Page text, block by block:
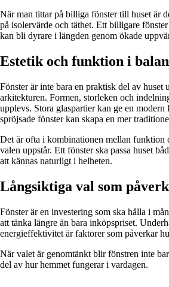
När man tittar på billiga fönster till huset är
på isolervärde och täthet. Ett billigare
kan bli dyrare i längden genom ökade
Estetik och funktion i
Fönster är inte bara en praktisk del av huset
arkitekturen. Formen, storleken och
upplevs. Stora glaspartier kan ge en modern
spröjsade fönster kan skapa en mer
Det är ofta i kombinationen mellan funktion
valen uppstår. Ett fönster ska passa huset
att kännas naturligt i helheten.
Långsiktiga val som
Fönster är en investering som ska hålla i
att tänka längre än bara inköpspriset.
energieffektivitet är faktorer som påverkar
När valet är genomtänkt blir fönstren inte
del av hur hemmet fungerar i vardagen.